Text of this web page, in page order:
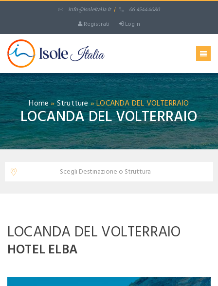
info@isoleitalia.it / 06 45444080
Registrati Login
Home»Strutture»LOCANDA DEL VOLTERRAIO
LOCANDA DEL VOLTERRAIO
LOCANDA DEL VOLTERRAIO
HOTEL ELBA